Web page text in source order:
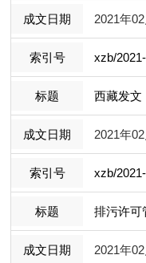
2021年
xzb/
西藏发文
2021年
xzb/
排污许可
2021年